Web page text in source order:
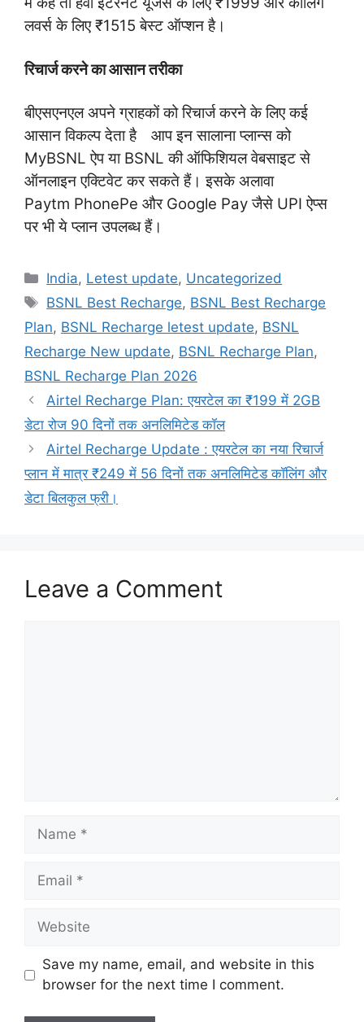
लवर्स के लिए ₹1515 बेस्ट ऑप्शन है।
रिचार्ज करने का आसान तरीका
बीएसएनएल अपने ग्राहकों को रिचार्ज करने के लिए कई
आसान विकल्प देता है।
आप इन सालाना प्लान्स को
MyBSNL ऐप या BSNL की ऑफिशियल वेबसाइट से
ऑनलाइन एक्टिवेट कर सकते हैं। इसके अलावा
Paytm PhonePe और Google Pay जैसे UPI ऐप्स
पर भी ये प्लान उपलब्ध हैं।
Categories
India, Letest update, Uncategorized
Tags
BSNL Best Recharge, BSNL Best Recharge
Plan, BSNL Recharge letest update, BSNL
Recharge New update, BSNL Recharge Plan,
BSNL Recharge Plan 2026
Airtel Recharge Plan: एयरटेल का ₹199 में 2GB
डेटा रोज 90 दिनों तक अनलिमिटेड कॉल
Airtel Recharge Update : एयरटेल का नया रिचार्ज
प्लान में मात्र ₹249 में 56 दिनों तक अनलिमिटेड कॉलिंग और
डेटा बिलकुल फ्री।
Leave a Comment
Name
Email
Website
Save my name, email, and website in this
browser for the next time I comment.